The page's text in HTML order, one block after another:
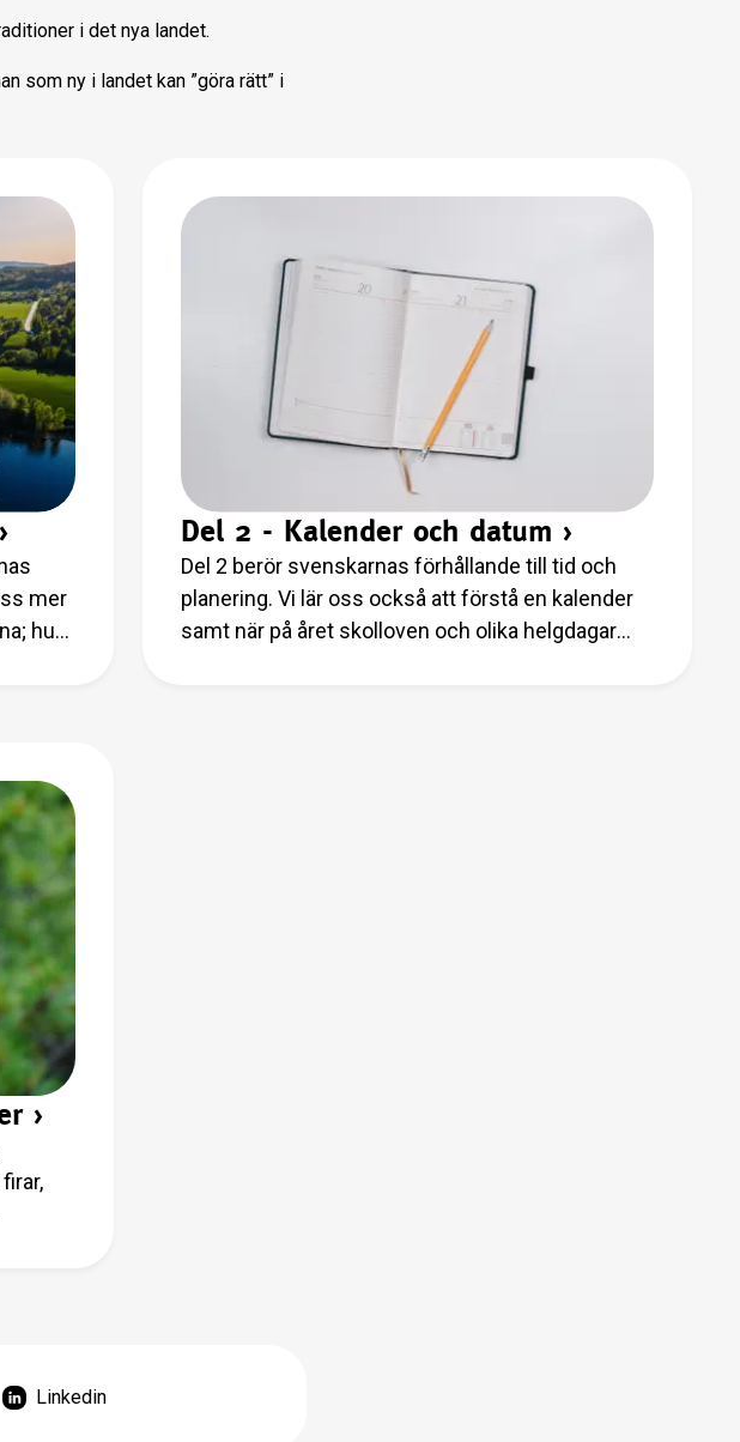
i det nya landet.
som ny i landet kan ”göra rätt” i
mer
hur
Del 2 - Kalender och datum ›
Del 2 berör svenskarnas förhållande till tid och
planering. Vi lär oss också att förstå en kalender
samt när på året skolloven och olika helgdagar
›
Linkedin